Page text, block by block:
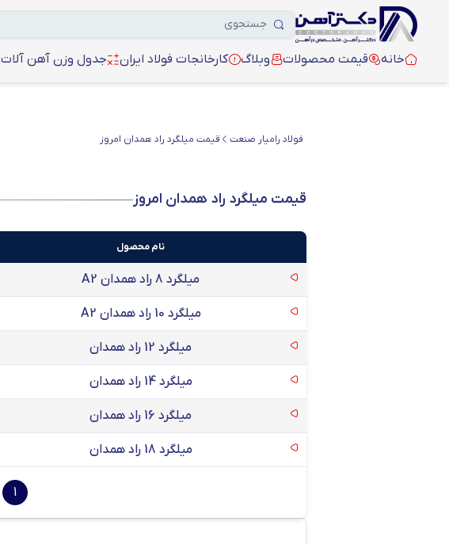
خانه قیمت محصولات وبلاگ کارخانجات فولاد ایران جدول وزن آهن آلات
فولاد رامیار صنعت قیمت میلگرد راد همدان امروز
قیمت میلگرد راد همدان امروز
نام محصول
میلگرد 8 راد همدان A2
میلگرد 10 راد همدان A2
میلگرد 12 راد همدان
میلگرد 14 راد همدان
میلگرد 16 راد همدان
میلگرد 18 راد همدان
1